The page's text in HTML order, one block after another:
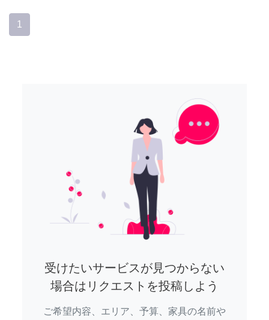
1
受けたいサービスが見つからない
場合はリクエストを投稿しよう
ご希望内容、エリア、予算、家具の名前や